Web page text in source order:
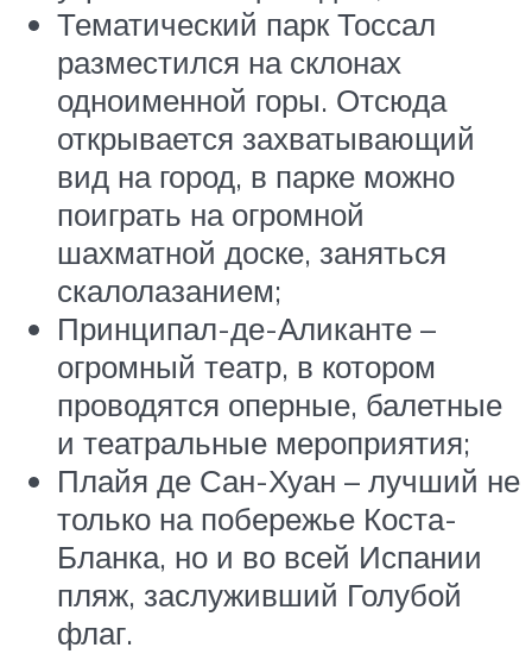
Тематический парк Тоссал
разместился на склонах
одноименной горы. Отсюда
открывается захватывающий
вид на город, в парке можно
поиграть на огромной
шахматной доске, заняться
скалолазанием;
Принципал-де-Аликанте –
огромный театр, в котором
проводятся оперные, балетные
и театральные мероприятия;
Плайя де Сан-Хуан – лучший не
только на побережье Коста-
Бланка, но и во всей Испании
пляж, заслуживший Голубой
флаг.